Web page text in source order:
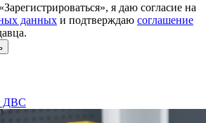
я даю согласие на
данных и подтверждаю соглашение
ДВС